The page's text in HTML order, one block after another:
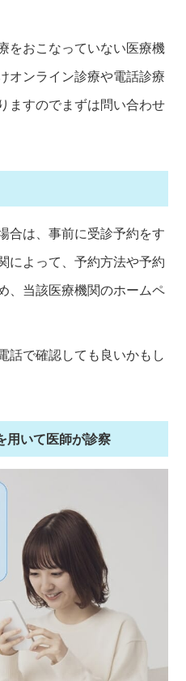
をおこなっていない医療機
オンライン診療や電話診療
ますのでまずは問い合わせ
合は、事前に受診予約をす
によって、予約方法や予約
、当該医療機関のホームペ
話で確認しても良いかもし
用いて医師が診察